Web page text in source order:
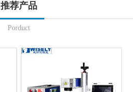
推荐产品
Porduct